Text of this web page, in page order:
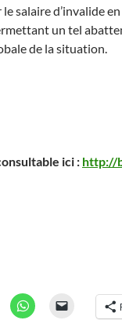
salaire d’invalide en
un tel
de la situation.
ici : http://